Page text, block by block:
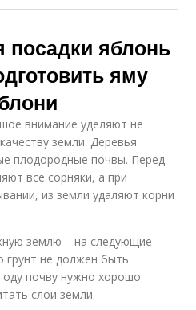
посадки яблонь
яму
внимание уделяют не
земли. Деревья
плодородные почвы. Перед
все сорняки, а при
из земли удаляют корни
землю – на следующие
грунт не должен быть
почву нужно хорошо
слои земли.